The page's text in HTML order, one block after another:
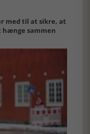
med til at sikre, at
hænge sammen